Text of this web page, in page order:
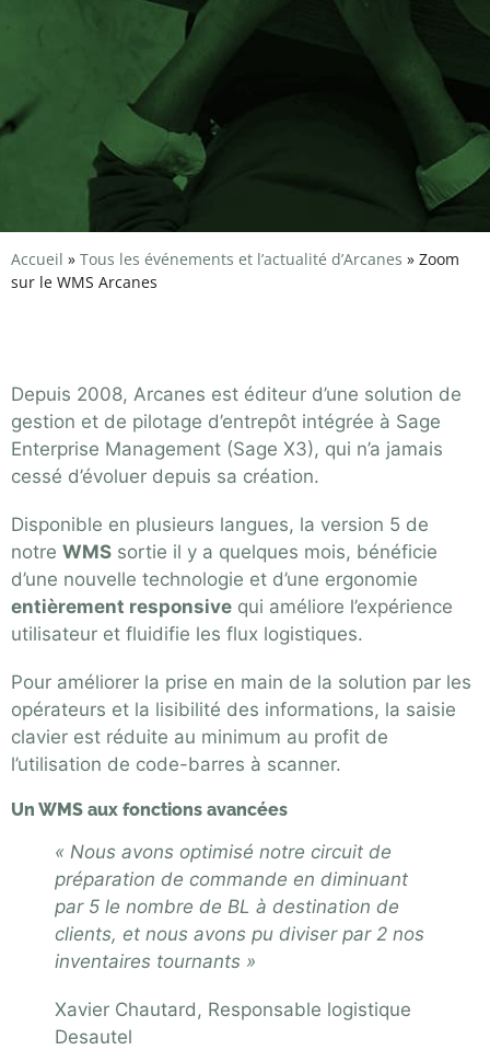
Accueil » Tous les événements et l’actualité d’Arcanes » Zoom
sur le WMS Arcanes
Depuis 2008, Arcanes est éditeur d’une solution de
gestion et de pilotage d’entrepôt intégrée à Sage
Enterprise Management (Sage X3), qui n’a jamais
cessé d’évoluer depuis sa création.
Disponible en plusieurs langues, la version 5 de
notre WMS sortie il y a quelques mois, bénéficie
d’une nouvelle technologie et d’une ergonomie
entièrement responsive qui améliore l’expérience
utilisateur et fluidifie les flux logistiques.
Pour améliorer la prise en main de la solution par les
opérateurs et la lisibilité des informations, la saisie
clavier est réduite au minimum au profit de
l’utilisation de code-barres à scanner.
Un WMS aux fonctions avancées
« Nous avons optimisé notre circuit de
préparation de commande en diminuant
par 5 le nombre de BL à destination de
clients, et nous avons pu diviser par 2 nos
inventaires tournants »
Xavier Chautard, Responsable logistique
Desautel